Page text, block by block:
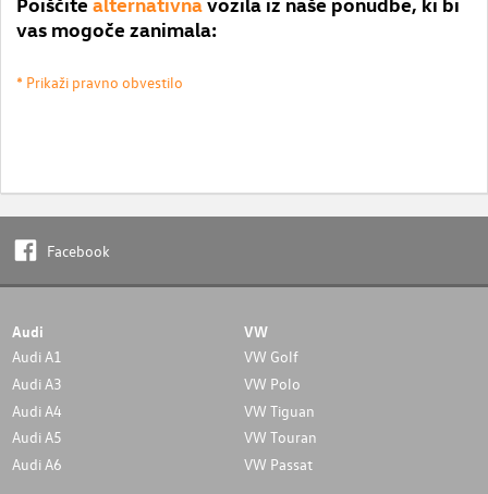
vas mogoče zanimala:
* Prikaži pravno obvestilo
Facebook
Audi
Audi A1
Audi A3
Audi A4
Audi A5
Audi A6
VW
VW Golf
VW Polo
VW Tiguan
VW Touran
VW Passat